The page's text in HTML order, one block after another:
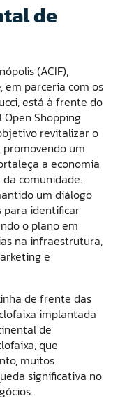
de
(ACIF),
em parceria com os
está à frente do
Open Shopping
revitalizar o
um
a economia
comunidade.
um diálogo
para identificar
o plano em
na infraestrutura,
e
de frente das
implantada
de
que
muitos
significativa no